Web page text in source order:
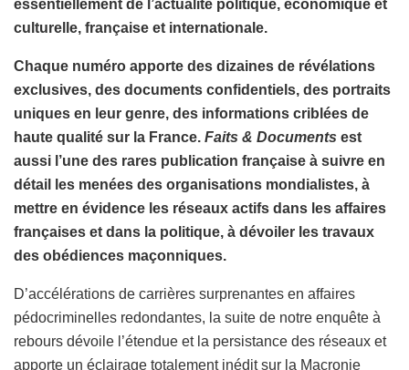
essentiellement de l’actualité politique, économique et
culturelle, française et internationale.
Chaque numéro apporte des dizaines de révélations
exclusives, des documents confidentiels, des portraits
uniques en leur genre, des informations criblées de
haute qualité sur la France. Faits & Documents est
aussi l’une des rares publication française à suivre en
détail les menées des organisations mondialistes, à
mettre en évidence les réseaux actifs dans les affaires
françaises et dans la politique, à dévoiler les travaux
des obédiences maçonniques.
D’accélérations de carrières surprenantes en affaires
pédocriminelles redondantes, la suite de notre enquête à
rebours dévoile l’étendue et la persistance des réseaux et
apporte un éclairage totalement inédit sur la Macronie